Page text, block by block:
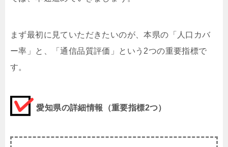
まず最初に見ていただきたいのが、本県の「人口カバ
ー率」と、「通信品質評価」という2つの重要指標で
す。
愛知県の詳細情報（重要指標2つ）